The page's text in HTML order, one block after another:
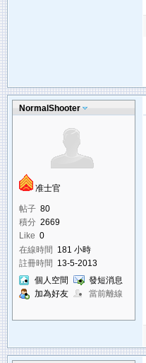
NormalShooter
准士官
帖子 80
積分 2669
Like 0
在線時間 181 小時
註冊時間 13-5-2013
個人空間
發短消息
加為好友
當前離線